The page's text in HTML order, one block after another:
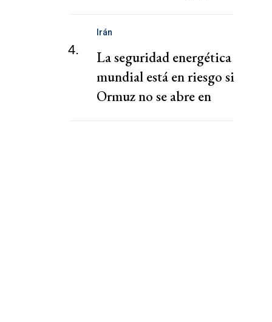
4.
Irán
La seguridad energética
mundial está en riesgo si
Ormuz no se abre en